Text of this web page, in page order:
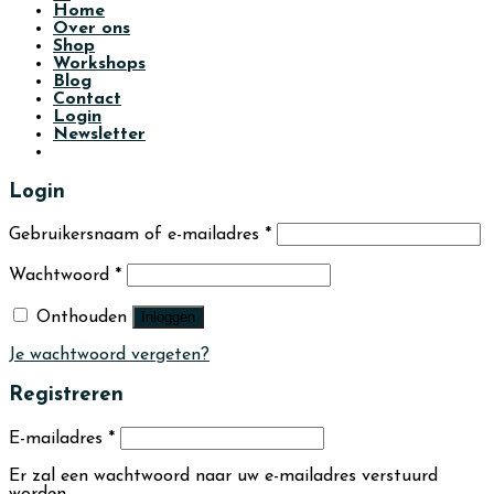
Home
Over ons
Shop
Workshops
Blog
Contact
Login
Newsletter
Login
Gebruikersnaam of e-mailadres *
Wachtwoord *
Onthouden Inloggen
Je wachtwoord vergeten?
Registreren
E-mailadres *
Er zal een wachtwoord naar uw e-mailadres verstuurd